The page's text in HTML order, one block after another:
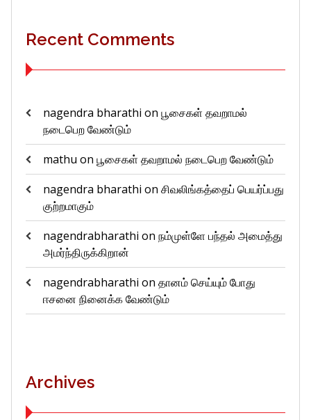
Recent Comments
nagendra bharathi on பூசைகள் தவறாமல்
நடைபெற வேண்டும்
mathu on பூசைகள் தவறாமல் நடைபெற வேண்டும்
nagendra bharathi on சிவலிங்கத்தைப் பெயர்ப்பது
குற்றமாகும்
nagendrabharathi on நம்முள்ளே பந்தல் அமைத்து
அமர்ந்திருக்கிறான்
nagendrabharathi on தானம் செய்யும் போது
ஈசனை நினைக்க வேண்டும்
Archives